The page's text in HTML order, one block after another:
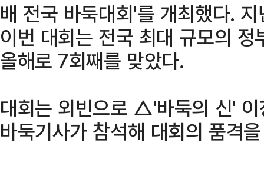
배 전국 바둑대회'를 개최했다.
이번 대회는 전국 최대 규모의
올해로 7회째를 맞았다.
대회는 외빈으로 △'바둑의 신'
바둑기사가 참석해 대회의 품격